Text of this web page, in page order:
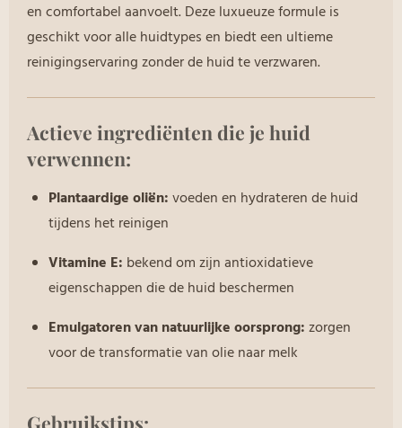
en comfortabel aanvoelt. Deze luxueuze formule is
geschikt voor alle huidtypes en biedt een ultieme
reinigingservaring zonder de huid te verzwaren.
Actieve ingrediënten die je huid
verwennen:
Plantaardige oliën:voeden en hydrateren de huid
tijdens het reinigen
Vitamine E: bekend om zijn antioxidatieve
eigenschappen die de huid beschermen
Emulgatoren van natuurlijke oorsprong:zorgen
voor de transformatie van olie naar melk
Gebruikstips: